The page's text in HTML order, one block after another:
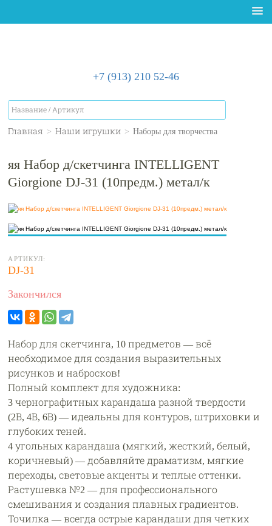
+7 (913) 210 52-46
Главная > Наши игрушки > Наборы для творчества
яя Набор д/скетчинга INTELLIGENT
Giorgione DJ-31 (10предм.) метал/к
АРТИКУЛ:
DJ-31
Закончился
Набор для скетчинга, 10 предметов — всё
необходимое для создания выразительных
рисунков и набросков!
Полный комплект для художника:
3 чернографитных карандаша разной твердости
(2В, 4В, 6В) — идеальны для контуров, штриховки и
глубоких теней.
4 угольных карандаша (мягкий, жесткий, белый,
коричневый) — добавляйте драматизм, мягкие
переходы, световые акценты и теплые оттенки.
Растушевка №2 — для профессионального
смешивания и создания плавных градиентов.
Точилка — всегда острые карандаши для четких